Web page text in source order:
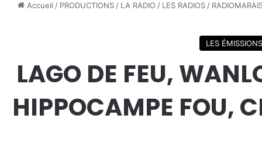
Accueil / PRODUCTIONS / LA RADIO / LES RADIOS /
LES
LAGO DE FEU,
HIPPOCAMPE FOU,